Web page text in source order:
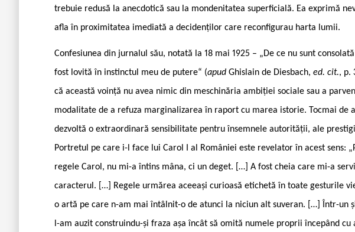
trebuie redusă la anecdotică sau la mondenitatea superficială. Ea exprimă
afla în proximitatea imediată a decidenților care reconfigurau harta lumii.
Confesiunea din jurnalul său, notată la 18 mai 1925 – „De ce nu sunt
fost lovită în instinctul meu de putere“ (apud Ghislain de Diesbach, ed. cit., p.
că această voință nu avea nimic din meschinăria ambiției sociale sau a
modalitate de a refuza marginalizarea în raport cu marea istorie. Tocmai de
dezvoltă o extraordinară sensibilitate pentru însemnele autorității, ale
Portretul pe care i-l face lui Carol I al României este revelator în acest sens:
regele Carol, nu mi-a întins mâna, ci un deget. […] A fost cheia care mi-a
caracterul. […] Regele urmărea aceeași curioasă etichetă în toate gesturile
o artă pe care n-am mai întâlnit-o de atunci la niciun alt suveran. […] Într-un
l-am auzit construindu-și fraza așa încât să omită numele proprii începând